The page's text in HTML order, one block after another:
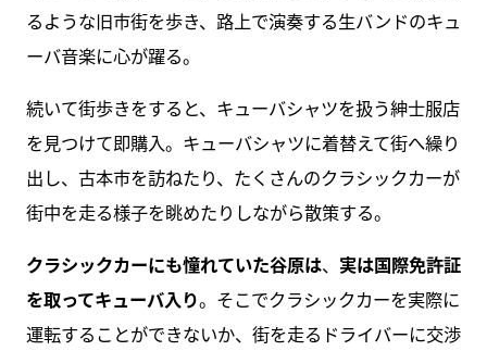
るような旧市街を歩き、路上で演奏する生バンドのキュ
ーバ音楽に心が躍る。
続いて街歩きをすると、キューバシャツを扱う紳士服店
を見つけて即購入。キューバシャツに着替えて街へ繰り
出し、古本市を訪ねたり、たくさんのクラシックカーが
街中を走る様子を眺めたりしながら散策する。
クラシックカーにも憧れていた谷原は、 実は国際免許証
を取ってキューバ入り。そこでクラシックカーを実際に
運転することができないか、街を走るドライバーに交渉